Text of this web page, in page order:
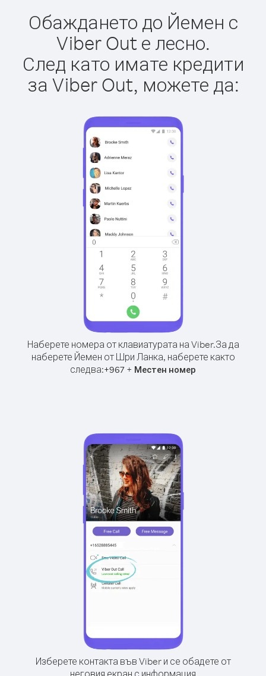
Обаждането до Йемен с
Viber Out е лесно.
След като имате кредити
за Viber Out, можете да:
Наберете номера от клавиатурата на Viber.За да
наберете Йемен от Шри Ланка, наберете както
следва:+967 + Местен номер
Изберете контакта във Viber и се обадете от
неговия екран с информация